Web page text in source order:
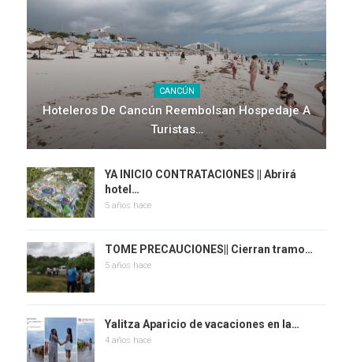
CANCÚN
Hoteleros De Cancún Reembolsan Hospedaje A
Turistas…
YA INICIO CONTRATACIONES || Abrirá
hotel…
5 años hace
TOME PRECAUCIONES|| Cierran tramo…
5 años hace
Yalitza Aparicio de vacaciones en la…
4 años hace